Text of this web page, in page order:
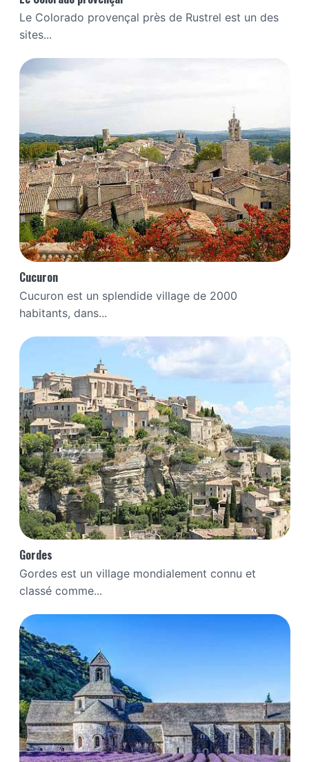
Le Colorado provençal près de Rustrel est un des
sites...
Cucuron
Cucuron est un splendide village de 2000
habitants, dans...
Gordes
Gordes est un village mondialement connu et
classé comme...